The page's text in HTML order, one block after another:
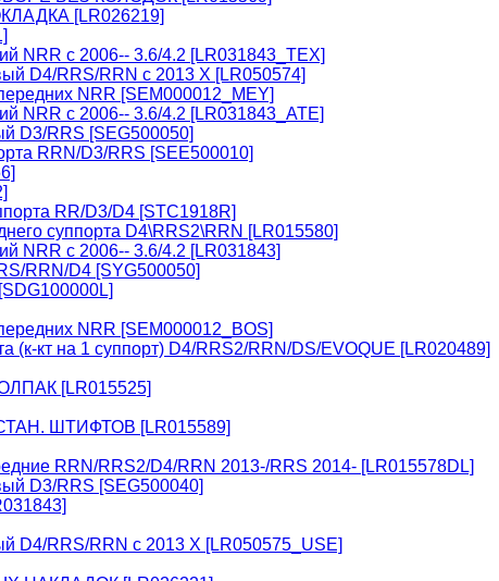
[LR026219]
NRR с 2006-- 3.6/4.2 [LR031843_TEX]
D4/RRS/RRN с 2013 X [LR050574]
NRR [SEM000012_MEY]
NRR с 2006-- 3.6/4.2 [LR031843_ATE]
D3/RRS [SEG500050]
RRN/D3/RRS [SEE500010]
RR/D3/D4 [STC1918R]
суппорта D4\RRS2\RRN [LR015580]
NRR с 2006-- 3.6/4.2 [LR031843]
RRN/D4 [SYG500050]
NRR [SEM000012_BOS]
(к-кт на 1 суппорт) D4/RRS2/RRN/DS/EVOQUE [LR020489]
[LR015525]
ШТИФТОВ [LR015589]
RRN/RRS2/D4/RRN 2013-/RRS 2014- [LR015578DL]
D3/RRS [SEG500040]
D4/RRS/RRN с 2013 X [LR050575_USE]